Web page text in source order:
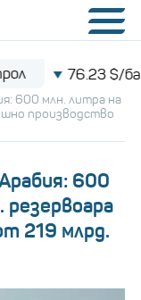
76.23 $/барел
600 млн. литра на
производство
600
резервоара
219 млрд.